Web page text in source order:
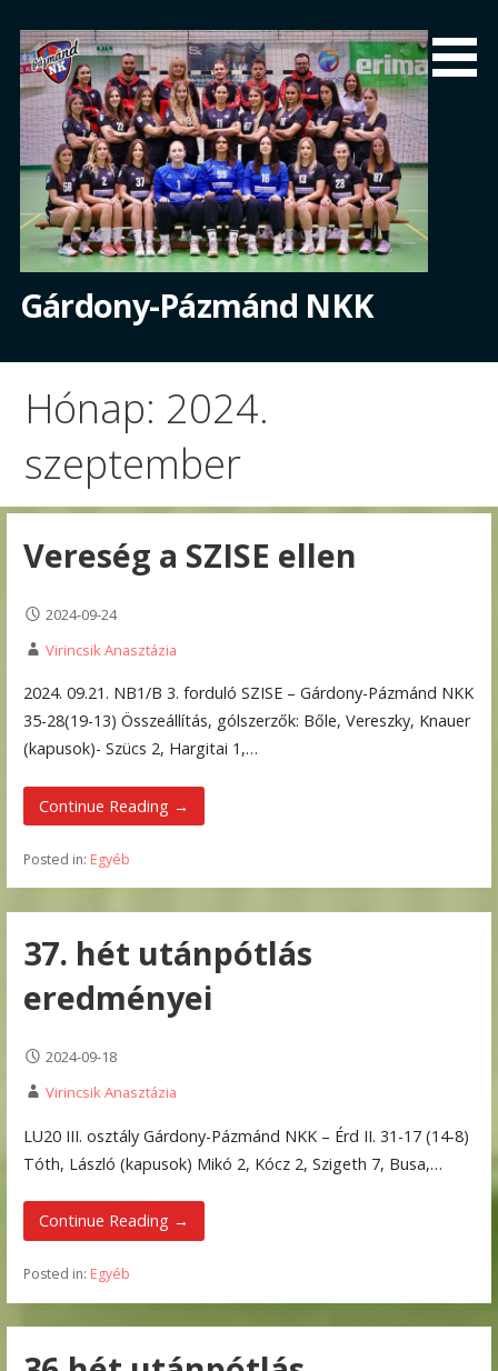
content
Gárdony-Pázmánd NKK
Hónap: 2024.
szeptember
Vereség a SZISE ellen
2024-09-24
Virincsik Anasztázia
2024. 09.21. NB1/B 3. forduló SZISE – Gárdony-Pázmánd NKK
35-28(19-13) Összeállítás, gólszerzők: Bőle, Vereszky, Knauer
(kapusok)- Szücs 2, Hargitai 1,…
Continue Reading →
Posted in: Egyéb
37. hét utánpótlás
eredményei
2024-09-18
Virincsik Anasztázia
LU20 III. osztály Gárdony-Pázmánd NKK – Érd II. 31-17 (14-8)
Tóth, László (kapusok) Mikó 2, Kócz 2, Szigeth 7, Busa,…
Continue Reading →
Posted in: Egyéb